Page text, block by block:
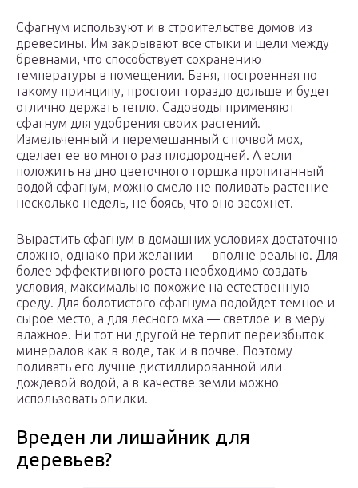
Сфагнум используют и в строительстве домов из
древесины. Им закрывают все стыки и щели между
бревнами, что способствует сохранению
температуры в помещении. Баня, построенная по
такому принципу, простоит гораздо дольше и будет
отлично держать тепло. Садоводы применяют
сфагнум для удобрения своих растений.
Измельченный и перемешанный с почвой мох,
сделает ее во много раз плодородней. А если
положить на дно цветочного горшка пропитанный
водой сфагнум, можно смело не поливать растение
несколько недель, не боясь, что оно засохнет.
Вырастить сфагнум в домашних условиях достаточно
сложно, однако при желании — вполне реально. Для
более эффективного роста необходимо создать
условия, максимально похожие на естественную
среду. Для болотистого сфагнума подойдет темное и
сырое место, а для лесного мха — светлое и в меру
влажное. Ни тот ни другой не терпит переизбыток
минералов как в воде, так и в почве. Поэтому
поливать его лучше дистиллированной или
дождевой водой, а в качестве земли можно
использовать опилки.
Вреден ли лишайник для
деревьев?